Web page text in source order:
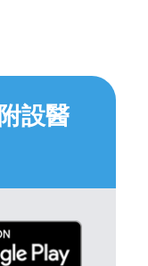
設醫